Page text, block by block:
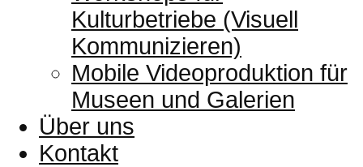
Kulturbetriebe (Visuell
Kommunizieren)
Mobile Videoproduktion für
Museen und Galerien
Über uns
Kontakt